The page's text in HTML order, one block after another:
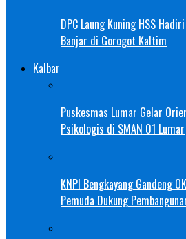
DPC Laung Kuning HSS
Banjar di Gorogot Kaltim
Kalbar
Puskesmas Lumar Gelar
Psikologis di SMAN 01 Lumar
KNPI Bengkayang Gandeng
Pemuda Dukung